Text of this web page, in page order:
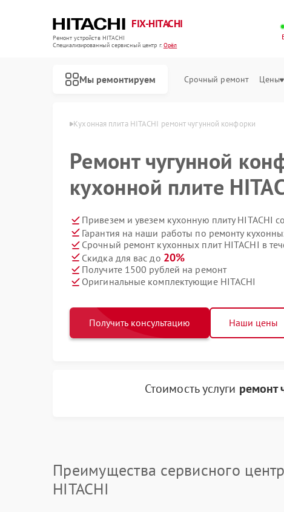
FIX-HITACHI
Ремонт устройств HITACHI
Специализированный cервисный центр г.Орёл
Мы ремонтируем Срочный ремонт Цены
HITACHI в Орле Кухонная плита HITACHI ремонт чугунной конфорки
Ремонт чугунной
кухонной плите
Привезем и увезем кухонную плиту HITACHI
Гарантия на наши работы по ремонту
Срочный ремонт кухонных плит HITACHI в
Скидка для вас до 20%
Получите 1500 рублей на ремонт
Оригинальные комплектующие HITACHI
Получить консультацию Наши цены
Стоимость услуги ремонт
Преимущества сервисного
HITACHI